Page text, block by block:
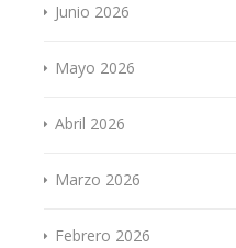
Junio 2026
Mayo 2026
Abril 2026
Marzo 2026
Febrero 2026